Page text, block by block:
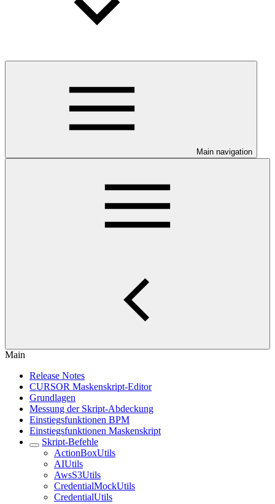
Main navigation
Main
Release Notes
CURSOR Maskenskript-Editor
Grundlagen
Messung der Skript-Abdeckung
Einstiegsfunktionen BPM
Einstiegsfunktionen Maskenskript
Skript-Befehle
ActionBoxUtils
AIUtils
AwsS3Utils
CredentialMockUtils
CredentialUtils